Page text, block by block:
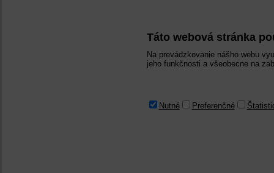
Táto webová stránka
Na prevádzkovanie nášho webu
jeho funkčnosti a všeobecne na
Nutné Preferenčné